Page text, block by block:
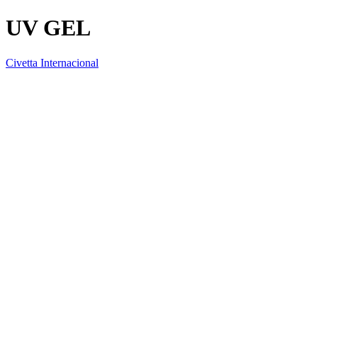
UV GEL
Civetta Internacional